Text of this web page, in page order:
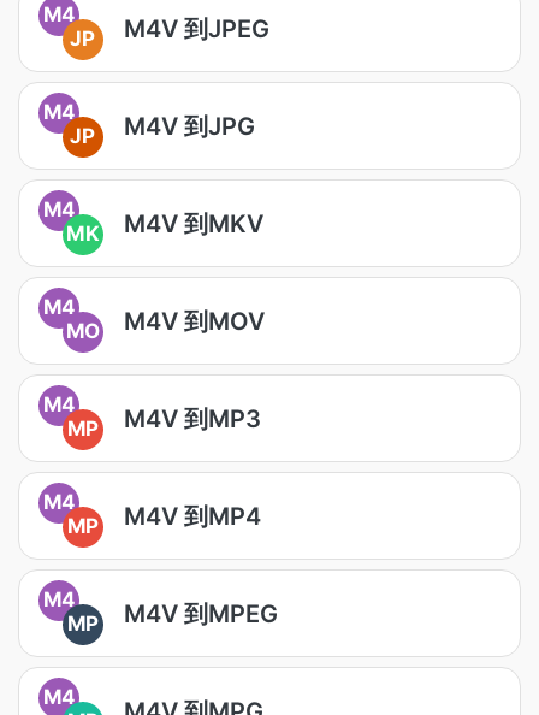
M4
JP
M4V 到JPEG
M4
JP
M4V 到JPG
M4
MK
M4V 到MKV
M4
MO
M4V 到MOV
M4
MP
M4V 到MP3
M4
MP
M4V 到MP4
M4
MP
M4V 到MPEG
M4